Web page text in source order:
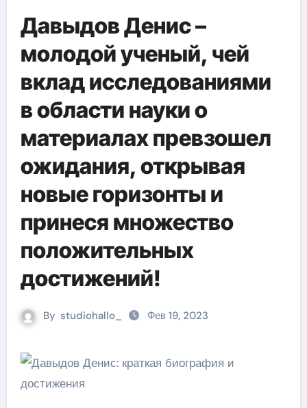
Давыдов Денис –
молодой ученый, чей
вклад исследованиями
в области науки о
материалах превзошел
ожидания, открывая
новые горизонты и
принеся множество
положительных
достижений!
By studiohallo_ Фев 19, 2023